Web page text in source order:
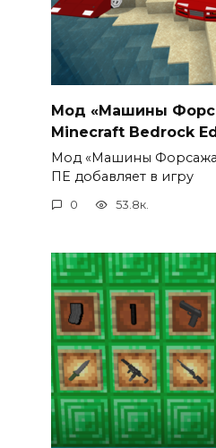
Мод «Машины
Minecraft Bedrock
Мод «Машины
ПЕ добавляет в игру
0 53.8к.